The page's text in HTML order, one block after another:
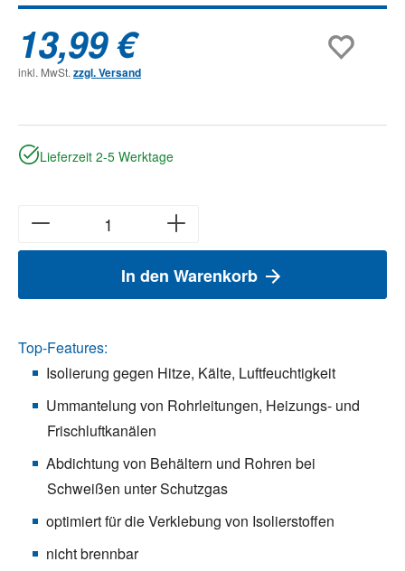
13,99 €
inkl. MwSt. zzgl. Versand
Lieferzeit 2-5 Werktage
In den Warenkorb
Top-Features:
Isolierung gegen Hitze, Kälte, Luftfeuchtigkeit
Ummantelung von Rohrleitungen, Heizungs- und
Frischluftkanälen
Abdichtung von Behältern und Rohren bei
Schweißen unter Schutzgas
optimiert für die Verklebung von Isolierstoffen
nicht brennbar